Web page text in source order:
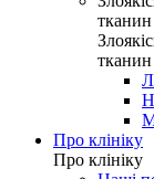
тканин
тканин
Про клініку
Про клініку